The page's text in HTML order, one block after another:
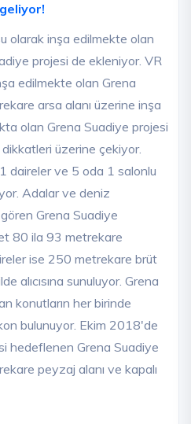
olarak inşa edilmekte olan
projesi de ekleniyor. VR
edilmekte olan Grena
arsa alanı üzerine inşa
olan Grena Suadiye projesi
üzerine çekiyor.
daireler ve 5 oda 1 salonlu
Adalar ve deniz
Grena Suadiye
80 ila 93 metrekare
ise 250 metrekare brüt
alıcısına sunuluyor. Grena
konutların her birinde
bulunuyor. Ekim 2018'de
hedeflenen Grena Suadiye
peyzaj alanı ve kapalı